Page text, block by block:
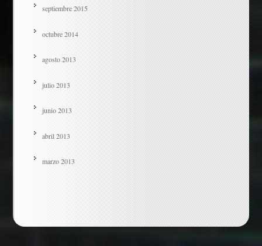
septiembre 2015
octubre 2014
agosto 2013
julio 2013
junio 2013
abril 2013
marzo 2013